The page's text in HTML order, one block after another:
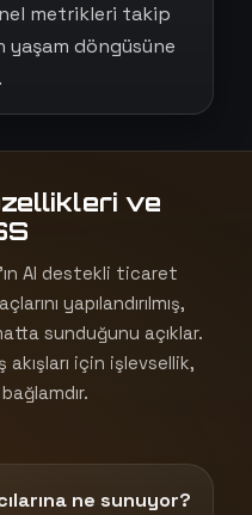
metrikleri takip
döngüsüne
ve
AI destekli ticaret
yapılandırılmış,
sunduğunu açıklar.
için işlevsellik,
ne sunuyor?